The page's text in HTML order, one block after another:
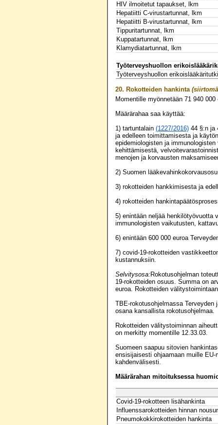
HIV ilmoitetut tapaukset, lkm
Hepatiitti C-virustartunnat, lkm
Hepatiitti B-virustartunnat, lkm
Tippuritartunnat, lkm
Kuppatartunnat, lkm
Klamydiatartunnat, lkm
Työterveyshuollon
Työterveyshuollon
20. Rokotteiden hankinta
Momentille myönnetään 71 940 000
Määrärahaa saa käyttää:
1) tartuntalain (1227/2016) 44 §:n ja
ja edelleen toimittamisesta ja
epidemiologisten ja
kehittämisestä,
menojen ja korvausten
2) Suomen
3) rokotteiden hankkimisesta ja
4) rokotteiden
5) enintään neljää henkilötyövuotta
immunologisten vaikutusten,
6) enintään 600 000 euroa
7) covid-19-rokotteiden
kustannuksiin.
Selvitysosa: Rokotusohjelman
19-rokotteiden osuus. Summa on
euroa. Rokotteiden
TBE-rokotusohjelmassa
osana kansallista rokotusohjelmaa.
Rokotteiden välitystoiminnan
on merkitty momentille 12.33.03.
Suomeen saapuu sitovien
ensisijaisesti ohjaamaan muille
kahdenvälisesti.
Määrärahan mitoituksessa
Covid-19-rokotteen lisähankinta
Influenssarokotteiden hinnan
Pneumokokkirokotteiden hankinta